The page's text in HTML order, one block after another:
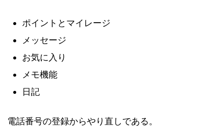
ポイントとマイレージ
メッセージ
お気に入り
メモ機能
日記
電話番号の登録からやり直しである。